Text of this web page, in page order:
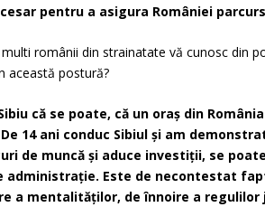
pentru a asigura României
românii din strainatate vă cunosc din
această postură?
că se poate, că un oraș din
14 ani conduc Sibiul și am
de muncă și aduce investiții, se
administrație. Este de necontestat
a mentalităților, de înnoire a regulilor